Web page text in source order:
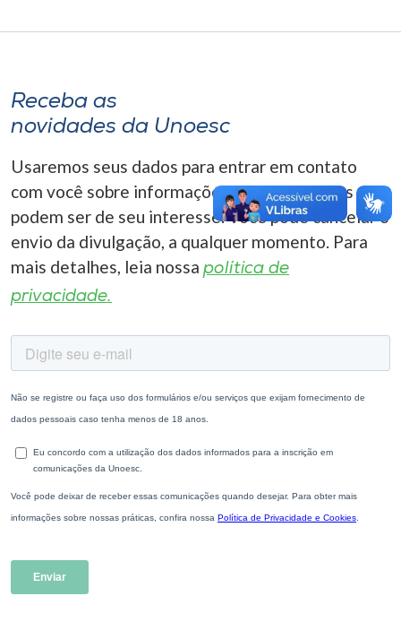
Receba as
novidades da Unoesc
Usaremos seus dados para entrar em contato
com você sobre informações correlacionadas que
podem ser de seu interesse. Você pode cancelar o
envio da divulgação, a qualquer momento. Para
mais detalhes, leia nossa política de
privacidade.